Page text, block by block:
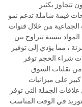
تتجاوز بكثير
قيمة شاملة تدعم نمو
الجماعية من خلال قنوات
بنسبة تتراوح بين
، مما يؤدي إلى توفير
شراء الحجم توفر
تقلبات السوق
على ميزانيات
الجملة التي توفر
في الوقت المناسب